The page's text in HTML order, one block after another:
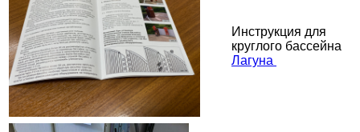
Инструкция для
круглого бассейна
Лагуна